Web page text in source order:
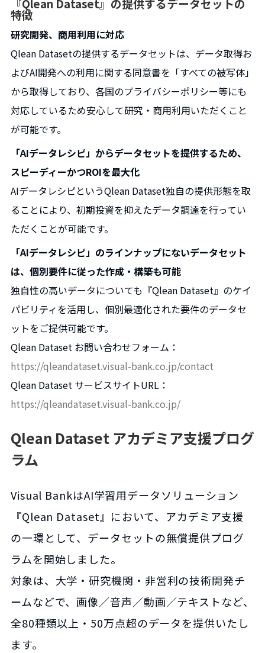
『Qlean Dataset』の提供するデータセットの
特徴
研究開発、商用利用に対応
Qlean Datasetの提供するデータセットは、データ取得お
よびAI開発への利用に関する同意書を「すべての被写体」
から取得しており、各国のプライバシーポリシー等にも
対応しているため安心して研究・商用利用いただくこと
が可能です。
「AIデータレシピ」からデータセットを提供するため、
スピーディーかつROIを最大化
AIデータレシピというQlean Dataset独自の提供形態を取
ることにより、初期投資を抑えたデータ調達を行ってい
ただくことが可能です。
「AIデータレシピ」のラインナップにないデータセット
は、個別要件に従った作成・構築も可能
独自性の高いデータについても『Qlean Dataset』のケイ
パビリティを活用し、個別最適化された要件のデータセ
ットをご提供可能です。
Qlean Dataset お問い合わせフォーム：
https://qleandataset.visual-bank.co.jp/contact
Qlean Dataset サービスサイトURL：
https://qleandataset.visual-bank.co.jp/
Qlean Dataset アカデミア支援プログ
ラム
Visual BankはAI学習用データソリューション
『Qlean Dataset』において、アカデミア支援
の一環として、データセットの無償提供プログ
ラムを開始しました。
対象は、大学・研究機関・非営利の技術開発チ
ームなどで、画像／音声／動画／テキストなど、
全80種類以上・50万点超のデータを提供いたし
ます。